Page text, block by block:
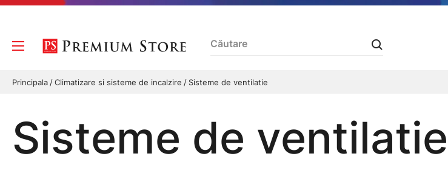
Principala Climatizare si sisteme de incalzire Sisteme de ventilatie
Sisteme de ventilatie